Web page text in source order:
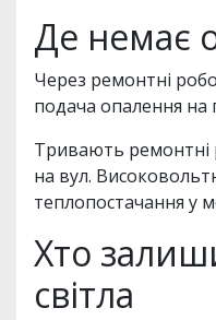
Де немає
Через ремонтні
подача опалення на
Тривають ремонтні
на вул.
теплопостачання у
Хто
світла